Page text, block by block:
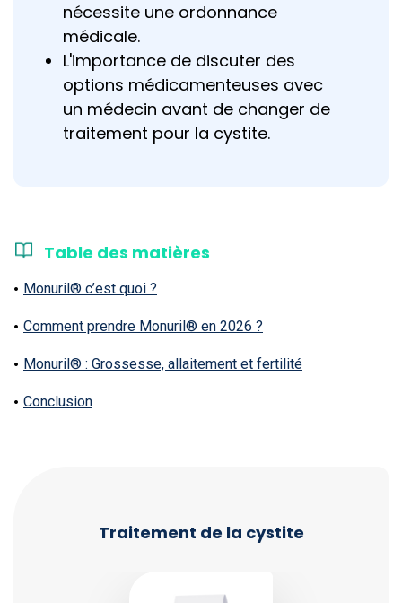
nécessite une ordonnance
médicale.
L'importance de discuter des
options médicamenteuses avec
un médecin avant de changer de
traitement pour la cystite.
Table des matières
Monuril® c’est quoi ?
Comment prendre Monuril® en 2026 ?
Monuril® : Grossesse, allaitement et fertilité
Conclusion
Traitement de la cystite